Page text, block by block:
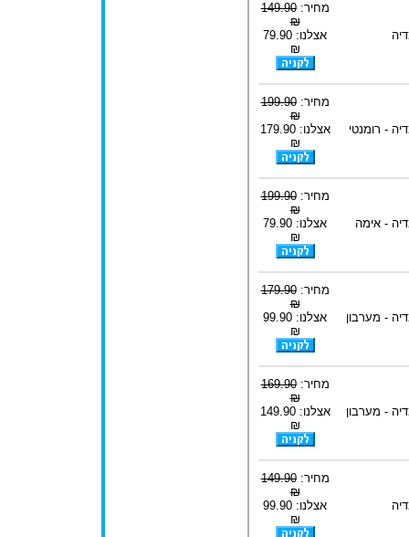
מחיר:149.90
₪
אצלנו: 79.90
₪
- רומנטי
מחיר:199.90
₪
אצלנו: 179.90
₪
- אימה
מחיר:199.90
₪
אצלנו: 79.90
₪
- מערבון
מחיר:179.90
₪
אצלנו: 99.90
₪
- מערבון
מחיר:169.90
₪
אצלנו: 149.90
₪
מחיר:149.90
₪
אצלנו: 99.90
₪